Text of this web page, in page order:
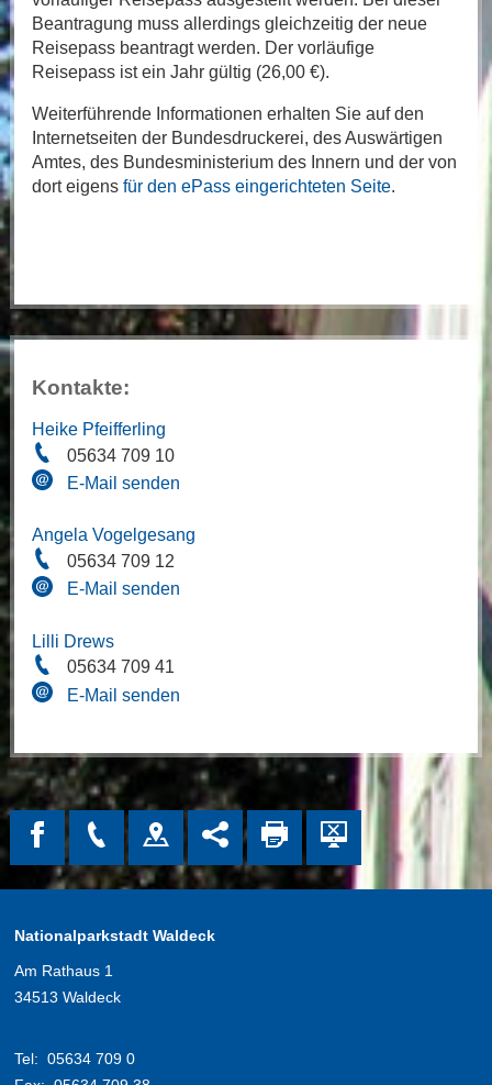
Beantragung muss allerdings gleichzeitig der neue
Reisepass beantragt werden. Der vorläufige
Reisepass ist ein Jahr gültig (26,00 €).
Weiterführende Informationen erhalten Sie auf den
Internetseiten der Bundesdruckerei, des Auswärtigen
Amtes, des Bundesministerium des Innern und der von
dort eigens für den ePass eingerichteten Seite.
Kontakte:
Heike Pfeifferling
05634 709 10
E-Mail senden
Angela Vogelgesang
05634 709 12
E-Mail senden
Lilli Drews
05634 709 41
E-Mail senden
Nationalparkstadt Waldeck
Am Rathaus 1
34513 Waldeck
Tel: 05634 709 0